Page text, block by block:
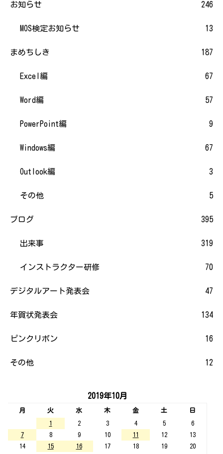
お知らせ 246
MOS検定お知らせ 13
まめちしき 187
Excel編 67
Word編 57
PowerPoint編 9
Windows編 67
Outlook編 3
その他 5
ブログ 395
出来事 319
インストラクター研修 70
デジタルアート発表会 47
年賀状発表会 134
ピンクリボン 16
その他 12
2019年10月
月 火 水 木 金 土
日
1
2 3 4 5
6
7
8 9 10 11 12
13
14
15 16 17 18 19
20